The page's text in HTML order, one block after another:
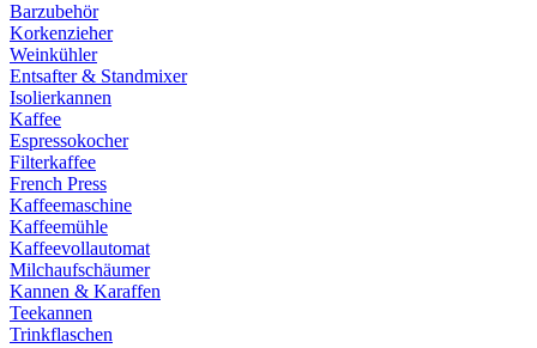
Barzubehör
Korkenzieher
Weinkühler
Entsafter & Standmixer
Isolierkannen
Kaffee
Espressokocher
Filterkaffee
French Press
Kaffeemaschine
Kaffeemühle
Kaffeevollautomat
Milchaufschäumer
Kannen & Karaffen
Teekannen
Trinkflaschen